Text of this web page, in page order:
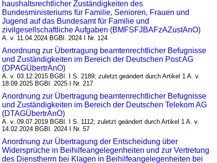
haushaltsrechtlicher Zuständigkeiten des
Bundesministeriums für Familie, Senioren, Frauen und
Jugend auf das Bundesamt für Familie und
zivilgesellschaftliche Aufgaben (BMFSFJBAFzAZustAnO)
A. v. 11.04.2024 BGBl. 2024 I Nr. 124
Anordnung zur Übertragung beamtenrechtlicher Befugnisse
und Zuständigkeiten im Bereich der Deutschen Post AG
(DPAGÜbertrAnO)
A. v. 03.12.2015 BGBl. I S. 2189; zuletzt geändert durch Artikel 1 A. v.
18.09.2025 BGBl. 2025 I Nr. 217
Anordnung zur Übertragung beamtenrechtlicher Befugnisse
und Zuständigkeiten im Bereich der Deutschen Telekom AG
(DTAGÜbertrAnO)
A. v. 09.07.2019 BGBl. I S. 1112; zuletzt geändert durch Artikel 1 A. v.
14.02.2024 BGBl. 2024 I Nr. 57
Anordnung zur Übertragung der Entscheidung über
Widersprüche in Beihilfeangelegenheiten und zur Vertretung
des Dienstherrn bei Klagen in Beihilfeangelegenheiten bei